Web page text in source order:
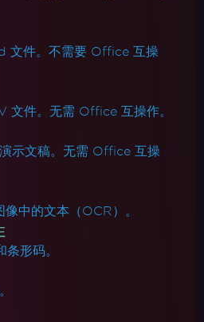
文件。不需要 Office 互操
文件。无需 Office 互操作。
示文稿。无需 Office 互操
中的文本（OCR）。
形码。